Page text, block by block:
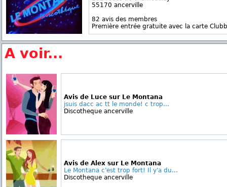
55170 ancerville
82 avis des membres
Première entrée gratuite avec la carte
A voir...
Avis de Luce sur Le Montana
jsuis dacc ac tt le monde! c trop...
Discotheque ancerville
Avis de Alex sur Le Montana
Le Montana c'est trop fort! Il y'a du...
Discotheque ancerville